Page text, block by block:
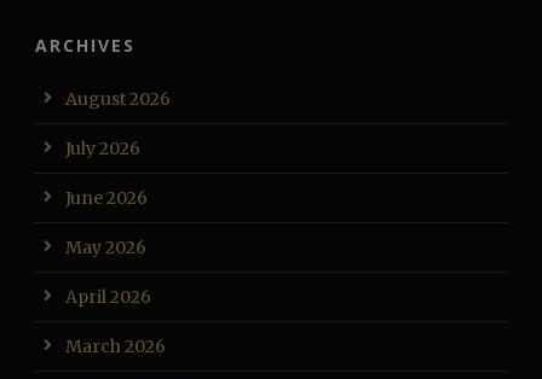
ARCHIVES
August 2026
July 2026
June 2026
May 2026
April 2026
March 2026